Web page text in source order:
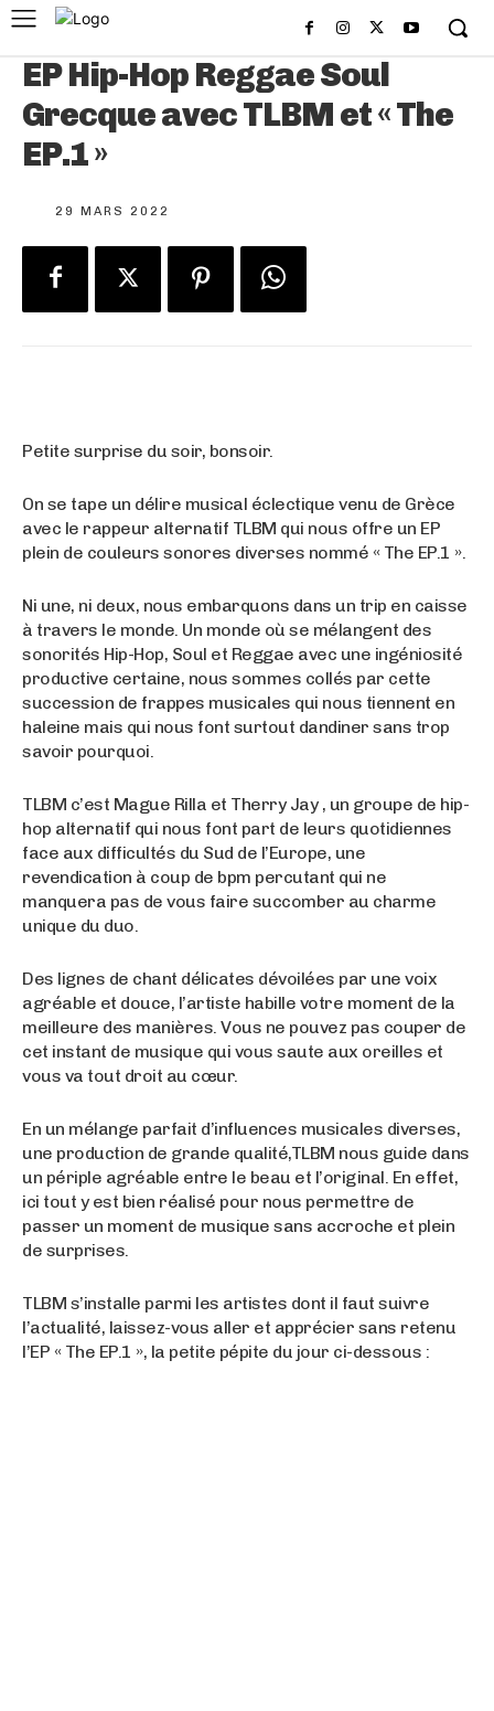
EP Hip-Hop Reggae Soul
Grecque avec TLBM et « The
EP.1 »
29 MARS 2022
Petite surprise du soir, bonsoir.
On se tape un délire musical éclectique venu de Grèce
avec le rappeur alternatif TLBM qui nous offre un EP
plein de couleurs sonores diverses nommé « The EP.1 ».
Ni une, ni deux, nous embarquons dans un trip en caisse
à travers le monde. Un monde où se mélangent des
sonorités Hip-Hop, Soul et Reggae avec une ingéniosité
productive certaine, nous sommes collés par cette
succession de frappes musicales qui nous tiennent en
haleine mais qui nous font surtout dandiner sans trop
savoir pourquoi.
TLBM c’est Mague Rilla et Therry Jay , un groupe de hip-
hop alternatif qui nous font part de leurs quotidiennes
face aux difficultés du Sud de l’Europe, une
revendication à coup de bpm percutant qui ne
manquera pas de vous faire succomber au charme
unique du duo.
Des lignes de chant délicates dévoilées par une voix
agréable et douce, l’artiste habille votre moment de la
meilleure des manières. Vous ne pouvez pas couper de
cet instant de musique qui vous saute aux oreilles et
vous va tout droit au cœur.
En un mélange parfait d’influences musicales diverses,
une production de grande qualité,TLBM nous guide dans
un périple agréable entre le beau et l’original. En effet,
ici tout y est bien réalisé pour nous permettre de
passer un moment de musique sans accroche et plein
de surprises.
TLBM s’installe parmi les artistes dont il faut suivre
l’actualité, laissez-vous aller et apprécier sans retenu
l’EP « The EP.1 », la petite pépite du jour ci-dessous :